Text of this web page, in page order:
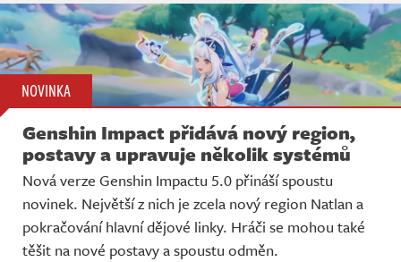
NOVINKA
Genshin Impact přidává nový region,
postavy a upravuje několik systémů
Nová verze Genshin Impactu 5.0 přináší spoustu
novinek. Největší z nich je zcela nový region Natlan a
pokračování hlavní dějové linky. Hráči se mohou také
těšit na nové postavy a spoustu odměn.